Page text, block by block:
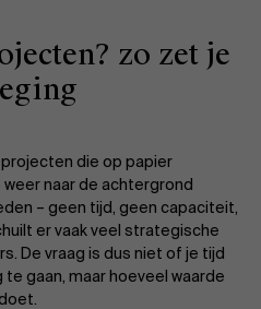
zo zet je
die op papier
naar de achtergrond
– geen tijd, geen capaciteit,
er vaak veel strategische
De vraag is dus niet of je tijd
gaan, maar hoeveel waarde